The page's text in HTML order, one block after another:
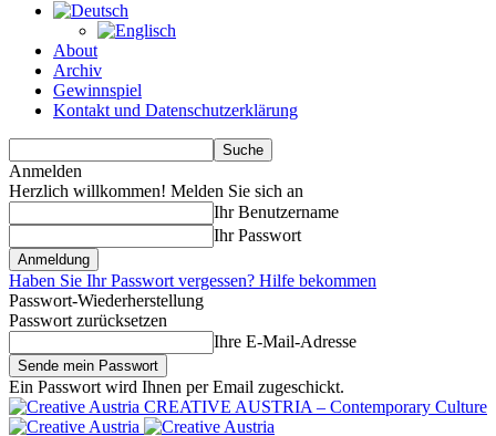
About
Archiv
Gewinnspiel
Kontakt und Datenschutzerklärung
Anmelden
Herzlich willkommen! Melden Sie sich an
Ihr Benutzername
Ihr Passwort
Haben Sie Ihr Passwort vergessen? Hilfe bekommen
Passwort-Wiederherstellung
Passwort zurücksetzen
Ihre E-Mail-Adresse
Ein Passwort wird Ihnen per Email zugeschickt.
CREATIVE AUSTRIA – Contemporary Culture